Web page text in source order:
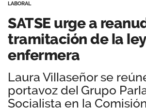
Delegados Sindicales
Estructura organizativa
Transparencia
Secciones sindicales
Servicios
Ventajas
Actualidad
Temas
Noticias
Sala de prensa
Contáctanos
LABORAL
SATSE urge a
tramitación de la
enfermera
Laura Villaseñor se
portavoz del Grupo
Socialista en la